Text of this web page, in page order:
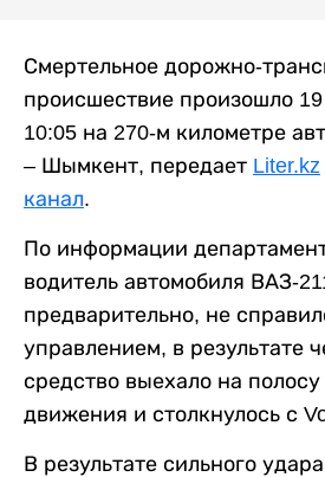
Смертельное дорожно-
происшествие произошло
10:05 на 270-м километре
– Шымкент, передает Liter.kz
канал.
По информации
водитель автомобиля ВАЗ-
предварительно, не
управлением, в результате
средство выехало на полосу
движения и столкнулось с
В результате сильного